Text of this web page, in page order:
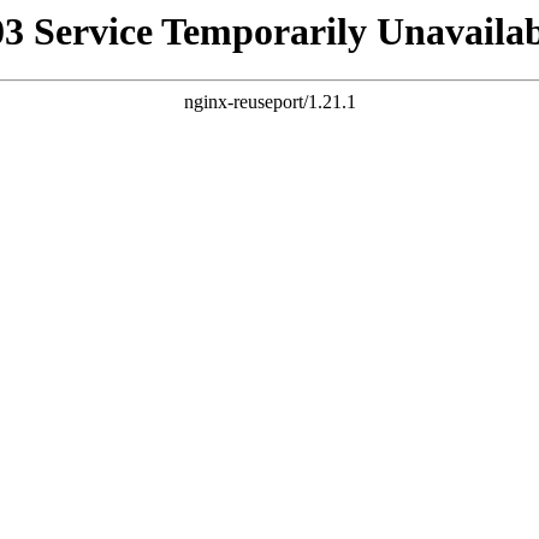
Service Temporarily
nginx-reuseport/1.21.1